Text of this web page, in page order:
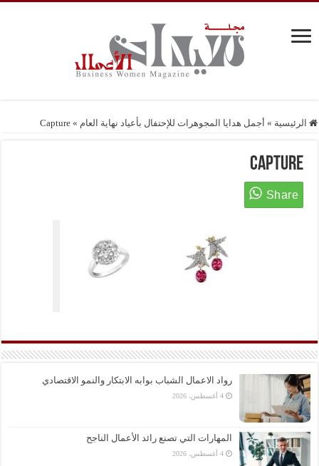
الرئيسية » أجمل هدايا المجوهرات للإحتفال بأعياد نهاية العام »
Capture
Capture
رواد الاعمال الشباب بوابه الابتكار والنمو الاقتصادي
4 أغسطس، 2026
المهارات التي تصنع رائد الأعمال الناجح
4 أغسطس، 2026